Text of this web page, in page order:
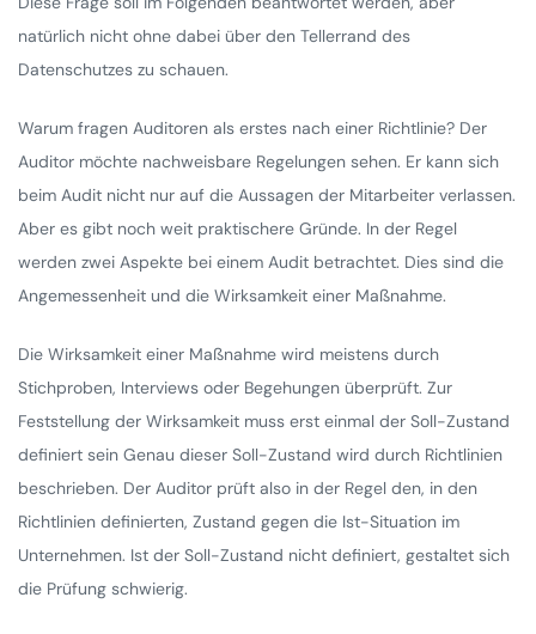
natürlich nicht ohne dabei über den Tellerrand des
Datenschutzes zu schauen.
Warum fragen Auditoren als erstes nach einer Richtlinie? Der
Auditor möchte nachweisbare Regelungen sehen. Er kann sich
beim Audit nicht nur auf die Aussagen der Mitarbeiter verlassen.
Aber es gibt noch weit praktischere Gründe. In der Regel
werden zwei Aspekte bei einem Audit betrachtet. Dies sind die
Angemessenheit und die Wirksamkeit einer Maßnahme.
Die Wirksamkeit einer Maßnahme wird meistens durch
Stichproben, Interviews oder Begehungen überprüft. Zur
Feststellung der Wirksamkeit muss erst einmal der Soll-Zustand
definiert sein Genau dieser Soll-Zustand wird durch Richtlinien
beschrieben. Der Auditor prüft also in der Regel den, in den
Richtlinien definierten, Zustand gegen die Ist-Situation im
Unternehmen. Ist der Soll-Zustand nicht definiert, gestaltet sich
die Prüfung schwierig.